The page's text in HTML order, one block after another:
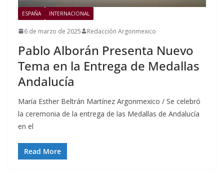
ESPAÑA INTERNACIONAL
6 de marzo de 2025 Redacción Argonmexico
Pablo Alborán Presenta Nuevo
Tema en la Entrega de Medallas
Andalucía
María Esther Beltrán Martínez Argonmexico / Se celebró
la ceremonia de la entrega de las Medallas de Andalucía
en el
Read More